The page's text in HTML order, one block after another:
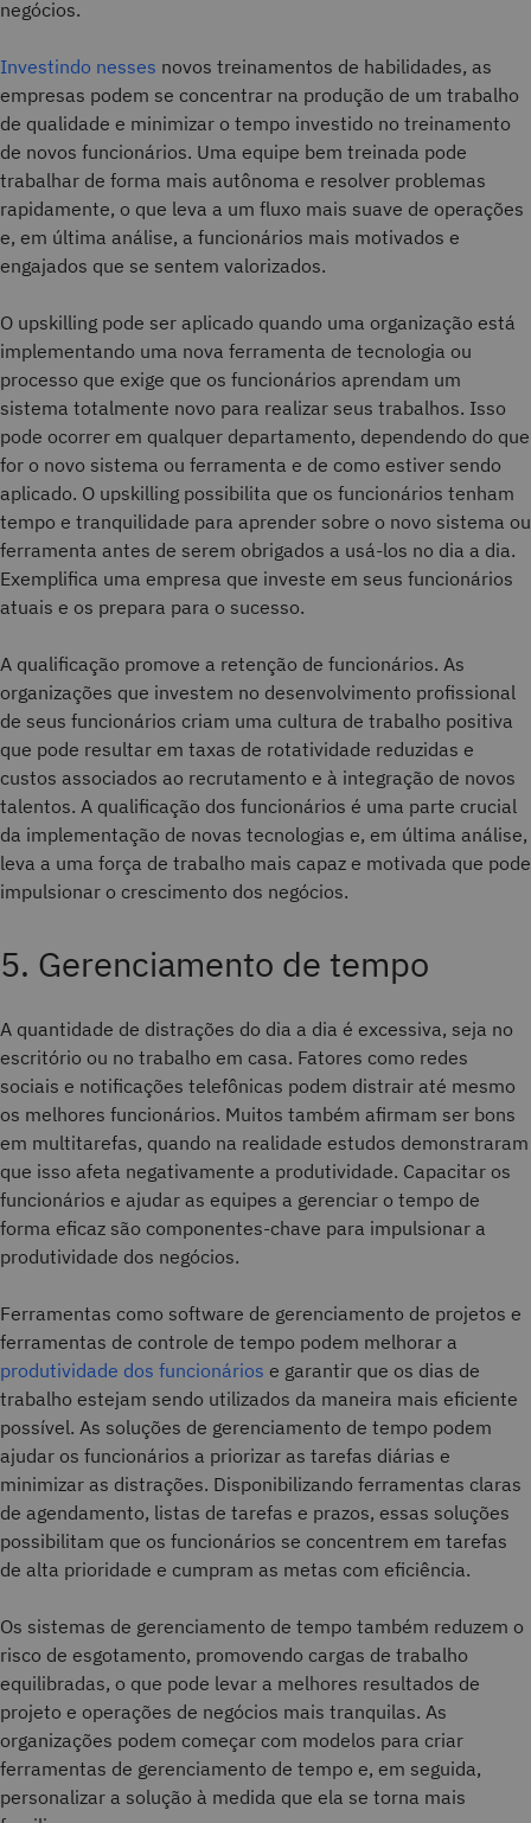
negócios.
Investindo nesses novos treinamentos de habilidades, as
empresas podem se concentrar na produção de um trabalho
de qualidade e minimizar o tempo investido no treinamento
de novos funcionários. Uma equipe bem treinada pode
trabalhar de forma mais autônoma e resolver problemas
rapidamente, o que leva a um fluxo mais suave de operações
e, em última análise, a funcionários mais motivados e
engajados que se sentem valorizados.
O upskilling pode ser aplicado quando uma organização está
implementando uma nova ferramenta de tecnologia ou
processo que exige que os funcionários aprendam um
sistema totalmente novo para realizar seus trabalhos. Isso
pode ocorrer em qualquer departamento, dependendo do que
for o novo sistema ou ferramenta e de como estiver sendo
aplicado. O upskilling possibilita que os funcionários tenham
tempo e tranquilidade para aprender sobre o novo sistema ou
ferramenta antes de serem obrigados a usá-los no dia a dia.
Exemplifica uma empresa que investe em seus funcionários
atuais e os prepara para o sucesso.
A qualificação promove a retenção de funcionários. As
organizações que investem no desenvolvimento profissional
de seus funcionários criam uma cultura de trabalho positiva
que pode resultar em taxas de rotatividade reduzidas e
custos associados ao recrutamento e à integração de novos
talentos. A qualificação dos funcionários é uma parte crucial
da implementação de novas tecnologias e, em última análise,
leva a uma força de trabalho mais capaz e motivada que pode
impulsionar o crescimento dos negócios.
5. Gerenciamento de tempo
A quantidade de distrações do dia a dia é excessiva, seja no
escritório ou no trabalho em casa. Fatores como redes
sociais e notificações telefônicas podem distrair até mesmo
os melhores funcionários. Muitos também afirmam ser bons
em multitarefas, quando na realidade estudos demonstraram
que isso afeta negativamente a produtividade. Capacitar os
funcionários e ajudar as equipes a gerenciar o tempo de
forma eficaz são componentes-chave para impulsionar a
produtividade dos negócios.
Ferramentas como software de gerenciamento de projetos e
ferramentas de controle de tempo podem melhorar a
produtividade dos funcionários e garantir que os dias de
trabalho estejam sendo utilizados da maneira mais eficiente
possível. As soluções de gerenciamento de tempo podem
ajudar os funcionários a priorizar as tarefas diárias e
minimizar as distrações. Disponibilizando ferramentas claras
de agendamento, listas de tarefas e prazos, essas soluções
possibilitam que os funcionários se concentrem em tarefas
de alta prioridade e cumpram as metas com eficiência.
Os sistemas de gerenciamento de tempo também reduzem o
risco de esgotamento, promovendo cargas de trabalho
equilibradas, o que pode levar a melhores resultados de
projeto e operações de negócios mais tranquilas. As
organizações podem começar com modelos para criar
ferramentas de gerenciamento de tempo e, em seguida,
personalizar a solução à medida que ela se torna mais